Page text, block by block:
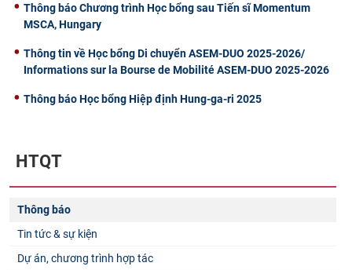
Thông báo Chương trình Học bổng sau Tiến sĩ Momentum
MSCA, Hungary
Thông tin về Học bổng Di chuyển ASEM-DUO 2025-2026/
Informations sur la Bourse de Mobilité ASEM-DUO 2025-2026
Thông báo Học bổng Hiệp định Hung-ga-ri 2025
HTQT
Thông báo
Tin tức & sự kiện
Dự án, chương trình hợp tác